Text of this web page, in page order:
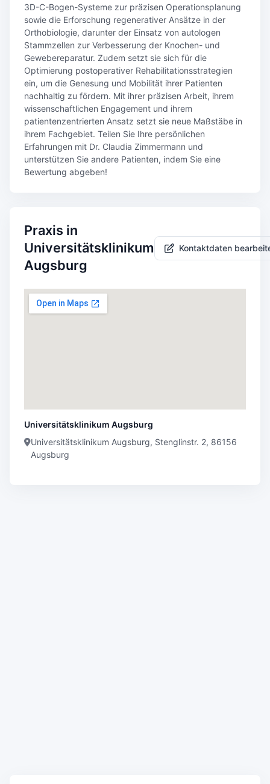
3D-C-Bogen-Systeme zur präzisen Operationsplanung
sowie die Erforschung regenerativer Ansätze in der
Orthobiologie, darunter der Einsatz von autologen
Stammzellen zur Verbesserung der Knochen- und
Gewebereparatur. Zudem setzt sie sich für die
Optimierung postoperativer Rehabilitationsstrategien
ein, um die Genesung und Mobilität ihrer Patienten
nachhaltig zu fördern. Mit ihrer präzisen Arbeit, ihrem
wissenschaftlichen Engagement und ihrem
patientenzentrierten Ansatz setzt sie neue Maßstäbe in
ihrem Fachgebiet. Teilen Sie Ihre persönlichen
Erfahrungen mit Dr. Claudia Zimmermann und
unterstützen Sie andere Patienten, indem Sie eine
Bewertung abgeben!
Praxis in
Universitätsklinikum
Augsburg
Kontaktdaten
Universitätsklinikum Augsburg
Universitätsklinikum Augsburg, Stenglinstr. 2, 86156
Augsburg